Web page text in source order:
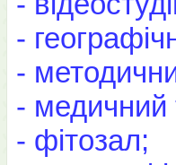
-
-
- медичний
- фітозал;